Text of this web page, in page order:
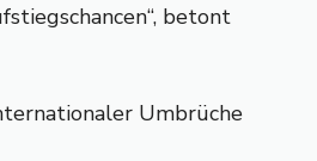
betont
Umbrüche